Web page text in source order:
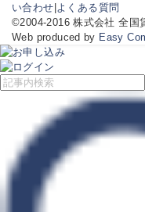
い合わせ よくある質問
©2004-2016 株式会社 全国
Web produced by Easy